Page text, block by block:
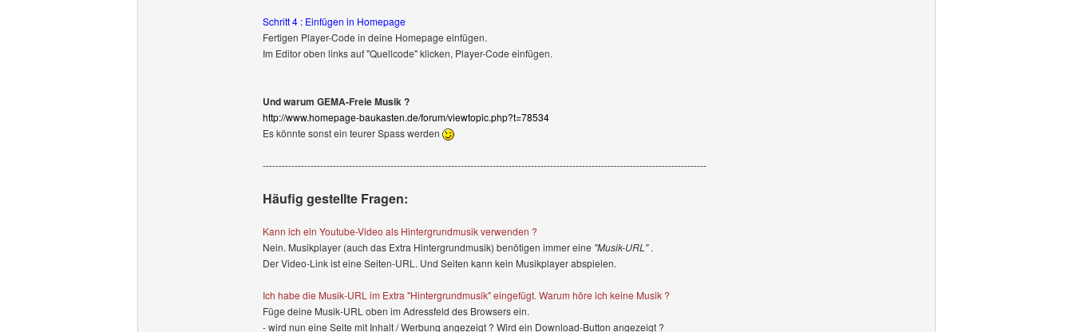
Schritt 4 : Einfügen in Homepage
Fertigen Player-Code in deine Homepage einfügen.
Im Editor oben links auf "Quellcode" klicken, Player-Code einfügen.
Und warum GEMA-Freie Musik ?
http://www.homepage-baukasten.de/forum/viewtopic.php?t=78534
Es könnte sonst ein teurer Spass werden
-------------------------------------------------------------------------------------------------------------------------------------------
Häufig gestellte Fragen:
Kann ich ein Youtube-Video als Hintergrundmusik verwenden ?
Nein. Musikplayer (auch das Extra Hintergrundmusik) benötigen immer eine "Musik-URL".
Der Video-Link ist eine Seiten-URL. Und Seiten kann kein Musikplayer abspielen.
Ich habe die Musik-URL im Extra "Hintergrundmusik" eingefügt. Warum höre ich keine Musik ?
Füge deine Musik-URL oben im Adressfeld des Browsers ein.
- wird nun eine Seite mit Inhalt / Werbung angezeigt ? Wird ein Download-Button angezeigt ?